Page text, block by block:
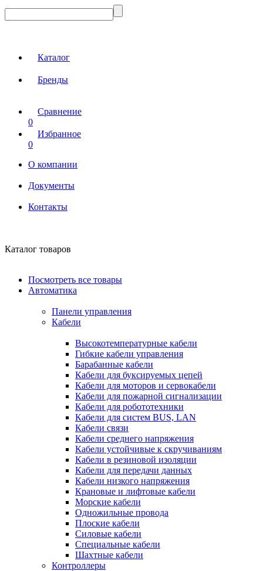
Каталог
Бренды
Сравнение
0
Избранное
0
О компании
Документы
Контакты
Каталог товаров
Посмотреть все товары
Автоматика
Панели управления
Кабели
Высокотемпературные кабели
Гибкие кабели управления
Барабанные кабели
Кабели для буксируемых цепей
Кабели для моторов и сервокабели
Кабели для пожарной сигнализации
Кабели для робототехники
Кабели для систем BUS, LAN
Кабели связи
Кабели среднего напряжения
Кабели устойчивые к скручиваниям
Кабели в резиновой изоляции
Кабели для передачи данных
Кабели низкого напряжения
Крановые и лифтовые кабели
Морские кабели
Одножильные провода
Плоские кабели
Силовые кабели
Специальные кабели
Шахтные кабели
Контроллеры